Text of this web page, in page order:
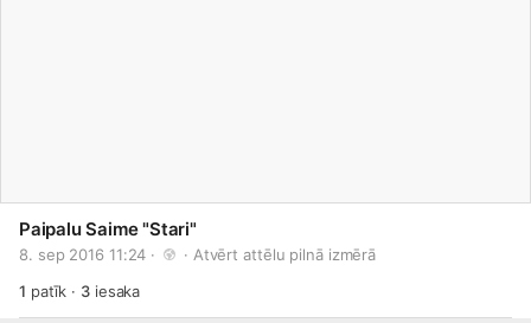
Paipalu Saime "Stari"
8. sep 2016 11:24 · · Atvērt attēlu pilnā izmērā
1 patīk · 3iesaka